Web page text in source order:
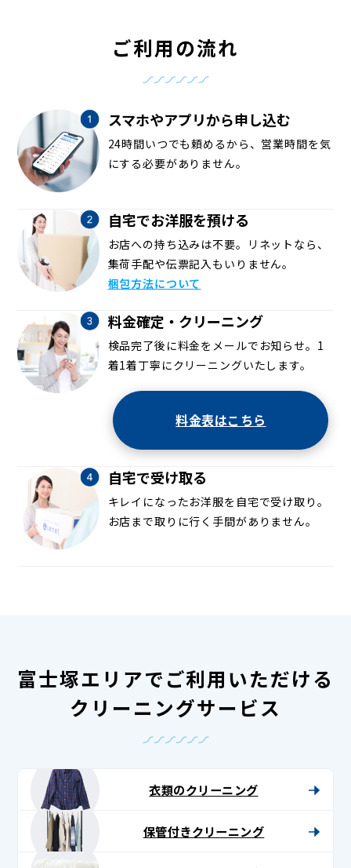
ご利用の流れ
スマホやアプリから申し込む
24時間いつでも頼めるから、営業時間を気
にする必要がありません。
自宅でお洋服を預ける
お店への持ち込みは不要。リネットなら、
集荷手配や伝票記入もいりません。
梱包方法について
料金確定・クリーニング
検品完了後に料金をメールでお知らせ。1
着1着丁寧にクリーニングいたします。
料金表はこちら
自宅で受け取る
キレイになったお洋服を自宅で受け取り。
お店まで取りに行く手間がありません。
富士塚エリアでご利用いただける
クリーニングサービス
衣類のクリーニング
保管付きクリーニング